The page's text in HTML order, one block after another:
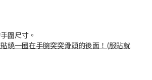
圍尺寸。
繞一圈在手腕突突骨頭的後面！ (服貼就